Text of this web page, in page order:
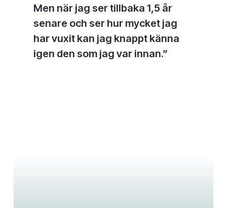
Men när jag ser tillbaka 1,5 år
senare och ser hur mycket jag
har vuxit kan jag knappt känna
igen den som jag var innan.”